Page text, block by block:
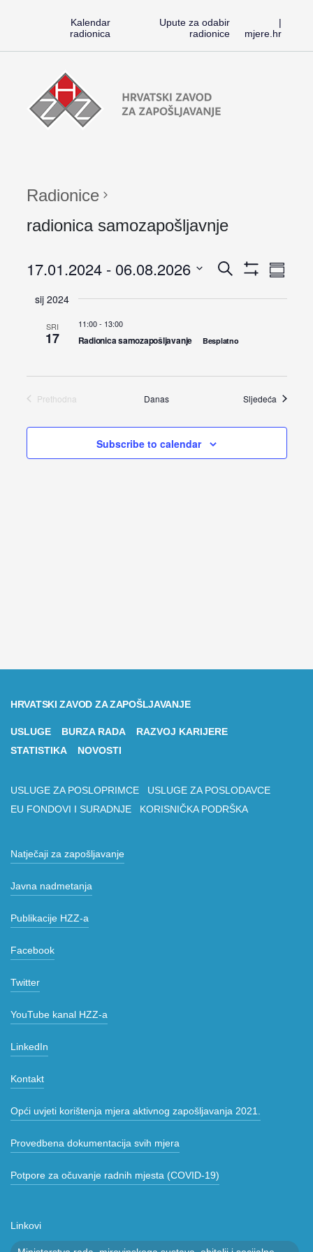
Kalendar
radionica
Upute za odabir
radionice
|
mjere.hr
Preskoči
na
sadržaj
Radionice
HZZ-
Radionice
radionica samozapošljavnje
Search
and
Views
Search
PokažiSkupni
17.01.2024 - 06.08.2026
Odaberite
datum.
sij 2024
SRI
17
11:00- 13:00
Radionica samozapošljavanje Besplatno
Prethodna
Danas Sljedeća
Subscribe to calendar
HRVATSKI ZAVOD ZA ZAPOŠLJAVANJE
USLUGE BURZA RADA
RAZVOJ KARIJERE
STATISTIKA
NOVOSTI
USLUGE ZA POSLOPRIMCE
USLUGE ZA POSLODAVCE
EU FONDOVI I SURADNJE
KORISNIČKA PODRŠKA
Natječaji za zapošljavanje
Javna nadmetanja
Publikacije HZZ-a
Facebook
Twitter
YouTube kanal HZZ-a
LinkedIn
Kontakt
Opći uvjeti korištenja mjera aktivnog zapošljavanja 2021.
Provedbena dokumentacija svih mjera
Potpore za očuvanje radnih mjesta (COVID-19)
Linkovi